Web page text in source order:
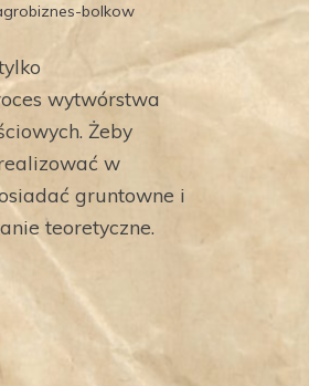
bolkow
wytwórstwa
Żeby
w
gruntowne i
teoretyczne.